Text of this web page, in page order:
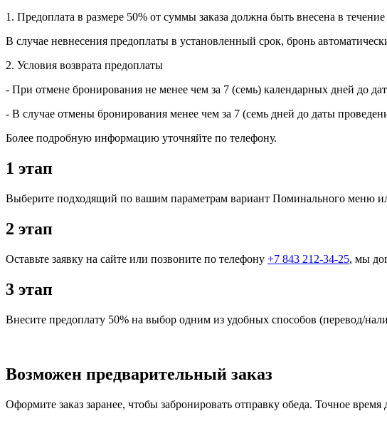
1. Предоплата в размере 50% от суммы заказа должна быть внесена в
B случае невнесения предоплаты в установленный срок, бронь
2. Условия возврата предоплаты
- При отмене бронирования не менее чем за 7 (семь) календарных дней до
- В случае отмены бронирования менее чем за 7 (семь дней до даты
Более подробную информацию уточняйте по телефону.
1 этап
Выберите подходящий по вашим параметрам вариант Поминального меню
2 этап
Оставьте заявку на сайте или позвоните по телефону +7 843 212-34-25, мы
3 этап
Внесите предоплату 50% на выбор одним из удобных способов (перевод/
Возможен предварительный заказ
Оформите заказ заранее, чтобы забронировать отправку обеда. Точное